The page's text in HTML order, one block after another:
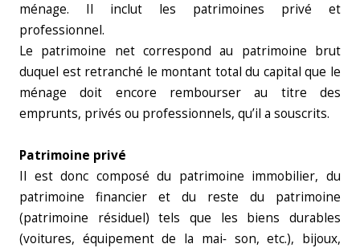
ménage. Il inclut les patrimoines privé et
professionnel.
Le patrimoine net correspond au patrimoine brut
duquel est retranché le montant total du capital que le
ménage doit encore rembourser au titre des
emprunts, privés ou professionnels, qu’il a souscrits.
Patrimoine privé
Il est donc composé du patrimoine immobilier, du
patrimoine financier et du reste du patrimoine
(patrimoine résiduel) tels que les biens durables
(voitures, équipement de la mai‑ son, etc.), bijoux,